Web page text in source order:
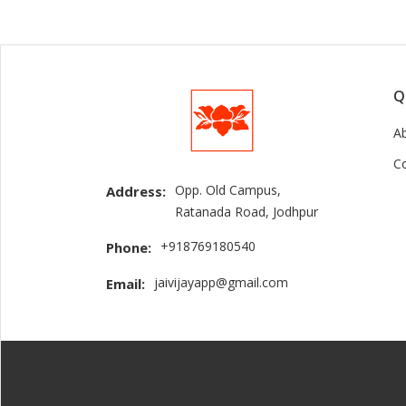
Address: Opp. Old Campus,
Ratanada Road, Jodhpur
Phone: +918769180540
Email: jaivijayapp@gmail.com